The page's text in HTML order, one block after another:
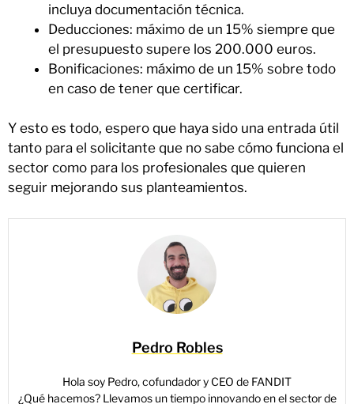
incluya documentación técnica.
Deducciones: máximo de un 15% siempre que
el presupuesto supere los 200.000 euros.
Bonificaciones: máximo de un 15% sobre todo
en caso de tener que certificar.
Y esto es todo, espero que haya sido una entrada útil
tanto para el solicitante que no sabe cómo funciona el
sector como para los profesionales que quieren
seguir mejorando sus planteamientos.
Pedro Robles
Hola soy Pedro, cofundador y CEO de FANDIT
¿Qué hacemos? Llevamos un tiempo innovando en el sector de